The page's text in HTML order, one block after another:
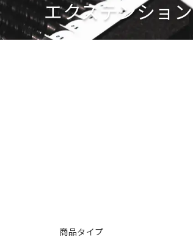
エクステンション
商品タイプ